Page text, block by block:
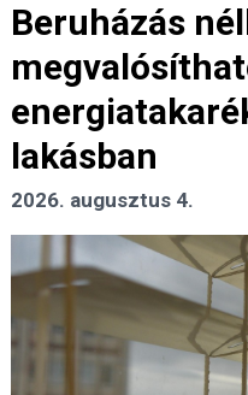
Beruházás
lakásban
2026. augusztus 4.